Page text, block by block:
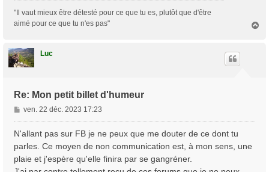
"Il vaut mieux être détesté pour ce que tu es, plutôt que d'être
aimé pour ce que tu n'es pas"
Luc
Re: Mon petit billet d'humeur
M
e
s
g
ven. 22 déc. 2023 17:23
N'allant pas sur FB je ne peux que me douter de ce dont tu
parles. Ce moyen de non communication est, à mon sens, une
plaie et j'espère qu'elle finira par se gangréner.